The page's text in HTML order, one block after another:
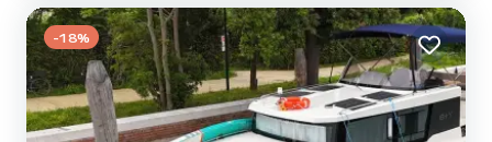
Umgebung von Casale sul Sile. Dieses Poseidon 45 verfügt über 4
Toiletten mit Dusche....
-18%